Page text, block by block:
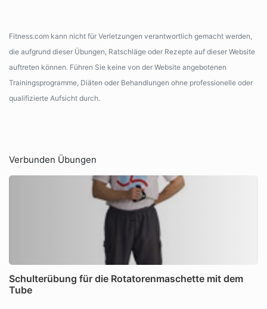
Fitness.com kann nicht für Verletzungen verantwortlich gemacht werden,
die aufgrund dieser Übungen, Ratschläge oder Rezepte auf dieser Website
auftreten können. Führen Sie keine von der Website angebotenen
Trainingsprogramme, Diäten oder Behandlungen ohne professionelle oder
qualifizierte Aufsicht durch.
Verbunden Übungen
Schulterübung für die Rotatorenmaschette mit dem
Tube